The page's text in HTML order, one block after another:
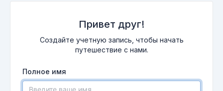
Привет друг!
Создайте учетную запись, чтобы начать
путешествие с нами.
Полное имя